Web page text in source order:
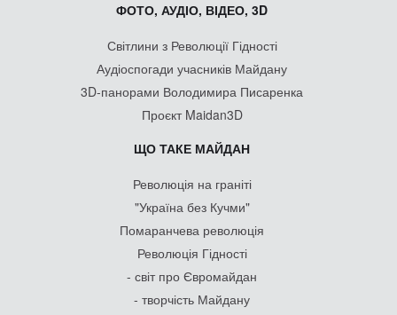
ФОТО, АУДІО, ВІДЕО, 3D
Світлини з Революції Гідності
Аудіоспогади учасників Майдану
3D-панорами Володимира Писаренка
Проєкт Maidan3D
ЩО ТАКЕ МАЙДАН
Революція на граніті
"Україна без Кучми"
Помаранчева революція
Революція Гідності
- світ про Євромайдан
- творчість Майдану